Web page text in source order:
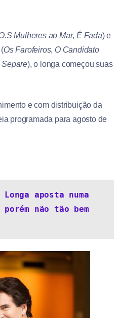
Mulheres ao Mar,É Fada) e
Os Farofeiros, O Candidato
Separe), o longa começou suas
e com distribuição da
programada para agosto de
aposta numa
não tão bem